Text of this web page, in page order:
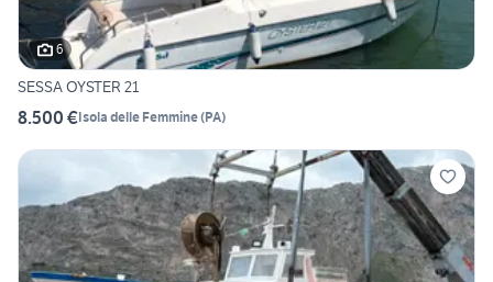
6
SESSA OYSTER 21
8.500 €Isola delle Femmine(PA)